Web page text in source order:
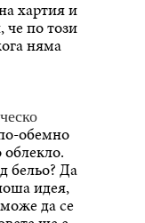
хартия и
че по този
няма
обемно
бельо? Да
идея,
да се